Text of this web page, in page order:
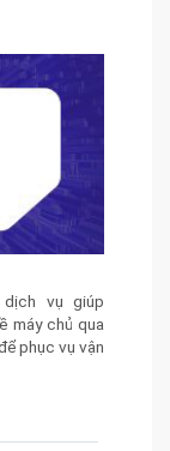
dịch vụ giúp
máy chủ qua
phục vụ vận